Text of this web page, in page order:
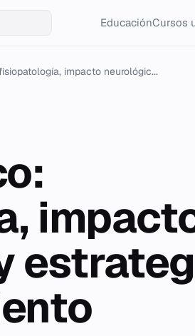
EducaciónCursos
impacto neurológic...